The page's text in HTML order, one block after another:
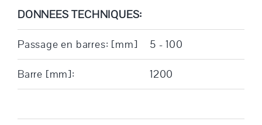
DONNEES TECHNIQUES:
Passage en barres: [mm] 5 - 100
Barre [mm]: 1200